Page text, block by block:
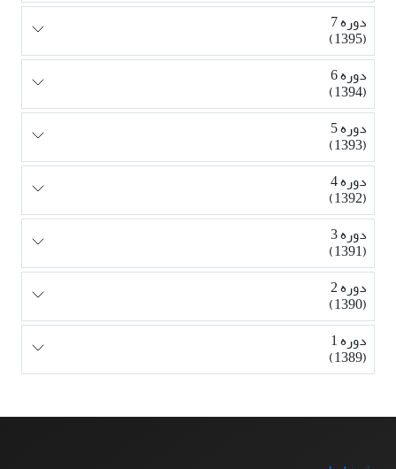
دوره 7
(1395)
دوره 6
(1394)
دوره 5
(1393)
دوره 4
(1392)
دوره 3
(1391)
دوره 2
(1390)
دوره 1
(1389)